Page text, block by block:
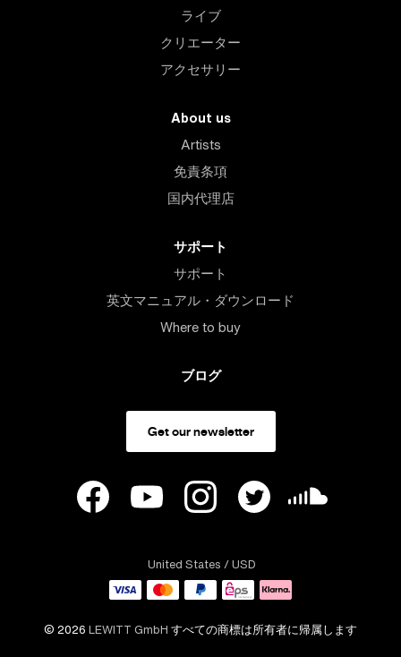
ライブ
クリエーター
アクセサリー
About us
Artists
免責条項
国内代理店
サポート
サポート
英文マニュアル・ダウンロード
Where to buy
ブログ
Get our newsletter
United States / USD
© 2026 LEWITT GmbH すべての商標は所有者に帰属します